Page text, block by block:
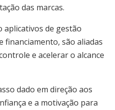
das marcas.
aplicativos de gestão
financiamento, são aliadas
e acelerar o alcance
dado em direção aos
e a motivação para